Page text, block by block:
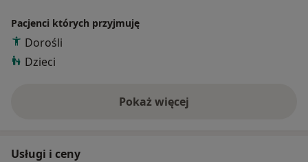
Pacjenci których przyjmuję
Dorośli
Dzieci
Pokaż więcejo doświadczeniu
Usługi i ceny